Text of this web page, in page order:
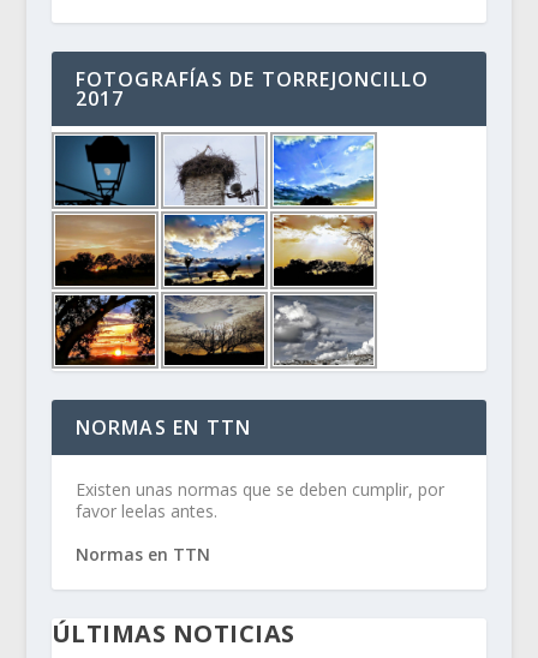
FOTOGRAFÍAS DE TORREJONCILLO
2017
NORMAS EN TTN
Existen unas normas que se deben cumplir, por
favor leelas antes.
Normas en TTN
ÚLTIMAS NOTICIAS